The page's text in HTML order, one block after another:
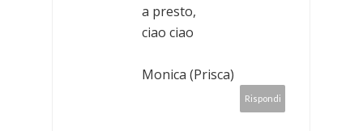
a presto,
ciao ciao
Monica (Prisca)
Rispondi